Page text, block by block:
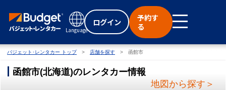
Language
ログイン
予約す
る
バジェット･レンタカー トップ 店舗を探す 函館市
函館市(北海道)のレンタカー情報
地図から探す＞